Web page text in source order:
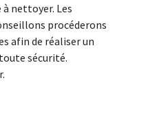
à nettoyer. Les
procéderons
afin de réaliser un
sécurité.